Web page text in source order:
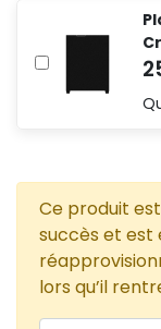
Ce produit
succès et est
lors qu’il